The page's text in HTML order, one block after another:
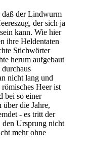
daß der Lindwurm
der sich ja
kann. Wie hier
ihre Heldentaten
Stichwörter
herum aufgebaut
nicht lang und
Heer ist
bei so einer
die Jahre,
- es tritt der
den Ursprung nicht
mehr ohne